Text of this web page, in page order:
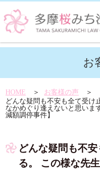
お
HOME
お客様の声
どんな疑問も不安も全て受け
なかめぐり逢えないと思いま
減額調停事件】
どんな疑問も不
る。 この様な先